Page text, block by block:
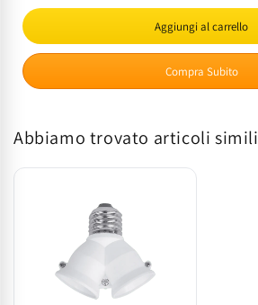
Adattatore
Doppio
EK
-
Adattatore
Doppio
ADAM
EK
-
Aggiungi al carrello
Compra Subito
Abbiamo trovato articoli simili